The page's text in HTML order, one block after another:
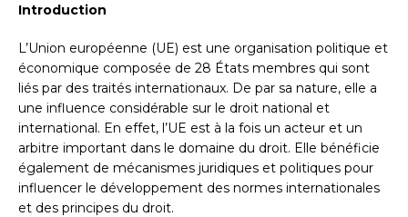
Introduction
L’Union européenne (UE) est une organisation politique et
économique composée de 28 États membres qui sont
liés par des traités internationaux. De par sa nature, elle a
une influence considérable sur le droit national et
international. En effet, l’UE est à la fois un acteur et un
arbitre important dans le domaine du droit. Elle bénéficie
également de mécanismes juridiques et politiques pour
influencer le développement des normes internationales
et des principes du droit.